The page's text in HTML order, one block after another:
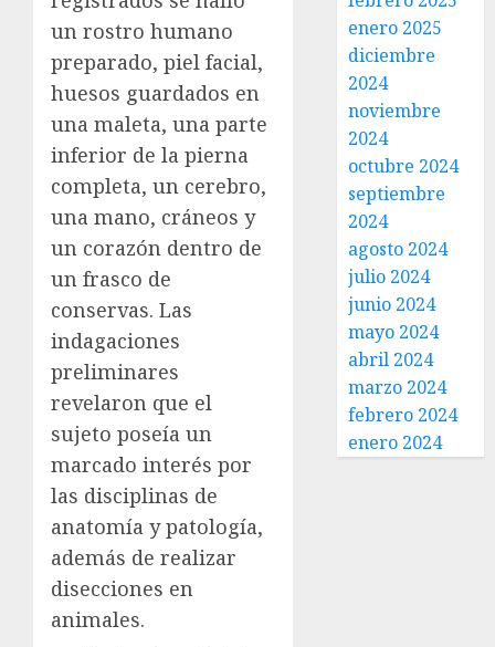
un rostro humano
preparado, piel facial,
huesos guardados en
una maleta, una parte
inferior de la pierna
completa, un cerebro,
una mano, cráneos y
un corazón dentro de
un frasco de
conservas. Las
indagaciones
preliminares
revelaron que el
sujeto poseía un
marcado interés por
las disciplinas de
anatomía y patología,
además de realizar
disecciones en
animales.
enero 2025
diciembre
2024
noviembre
2024
octubre 2024
septiembre
2024
agosto 2024
julio 2024
junio 2024
mayo 2024
abril 2024
marzo 2024
febrero 2024
enero 2024